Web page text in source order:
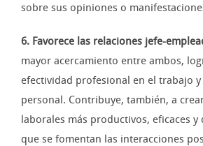
sobre sus opiniones o
6. Favorece las relaciones jefe-
mayor acercamiento entre ambos,
efectividad profesional en el trabajo y
personal. Contribuye, también, a
laborales más productivos, eficaces y
que se fomentan las interacciones